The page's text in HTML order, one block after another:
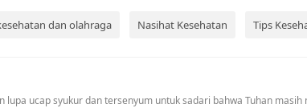
dan olahraga Nasihat Kesehatan Tips
lupa ucap syukur dan tersenyum untuk sadari bahwa Tuhan